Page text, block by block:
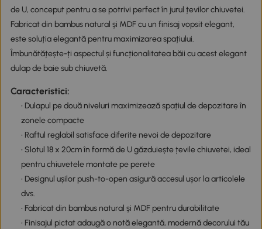
de U, conceput pentru a se potrivi perfect în jurul țevilor chiuvetei.
Fabricat din bambus natural și MDF cu un finisaj vopsit elegant,
este soluția elegantă pentru maximizarea spațiului.
Îmbunătățește-ți aspectul și funcționalitatea băii cu acest elegant
dulap de baie sub chiuvetă.
Caracteristici:
• Dulapul pe două niveluri maximizează spațiul de depozitare în
zonele compacte
• Raftul reglabil satisface diferite nevoi de depozitare
• Slotul 18 x 20cm în formă de U găzduiește țevile chiuvetei, ideal
pentru chiuvetele montate pe perete
• Designul ușilor push-to-open asigură accesul ușor la articolele
dvs.
• Fabricat din bambus natural și MDF pentru durabilitate
• Finisajul pictat adaugă o notă elegantă, modernă decorului tău